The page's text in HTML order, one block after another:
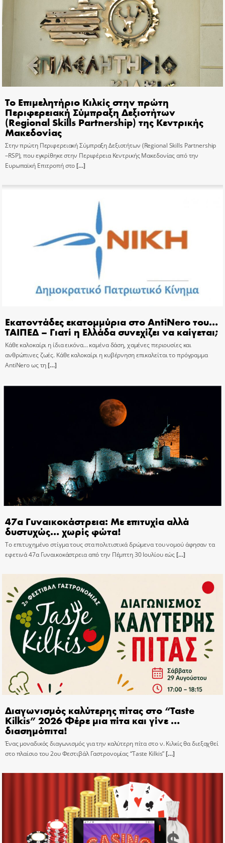
Το Επιμελητήριο Κιλκίς στην πρώτη
Περιφερειακή Σύμπραξη Δεξιοτήτων
(Regional Skills Partnership) της Κεντρικής
Μακεδονίας
Στην πρώτη Περιφερειακή Σύμπραξη Δεξιοτήτων (Regional Skills Partnership
–RSP), που εγκρίθηκε στην Περιφέρεια Κεντρικής Μακεδονίας από την
Ευρωπαϊκή Επιτροπή στο[…]
Εκατοντάδες εκατομμύρια στο AntiNero του…
ΤΑΙΠΕΔ – Γιατί η Ελλάδα συνεχίζει να καίγεται;
Κάθε καλοκαίρι η ίδια εικόνα… καμένα δάση, χαμένες περιουσίες και
ανθρώπινες ζωές. Κάθε καλοκαίρι η κυβέρνηση επικαλείται το πρόγραμμα
AntiNero ως τη[…]
47α Γυναικοκάστρεια: Με επιτυχία αλλά
δυστυχώς… χωρίς φώτα!
Το επιτυχημένο στίγμα τους στα πολιτιστικά δρώμενα του νομού άφησαν τα
εφετινά 47α Γυναικοκάστρεια από την Πέμπτη 30 Ιουλίου εώς[…]
Διαγωνισμός καλύτερης πίτας στο “Taste
Kilkis” 2026 Φέρε μια πίτα και γίνε …
διασημόπιτα!
Ένας μοναδικός διαγωνισμός για την καλύτερη πίτα στο ν. Κιλκίς θα διεξαχθεί
στο πλαίσιο του 2ου Φεστιβάλ Γαστρονομίας “Taste Kilkis”[…]